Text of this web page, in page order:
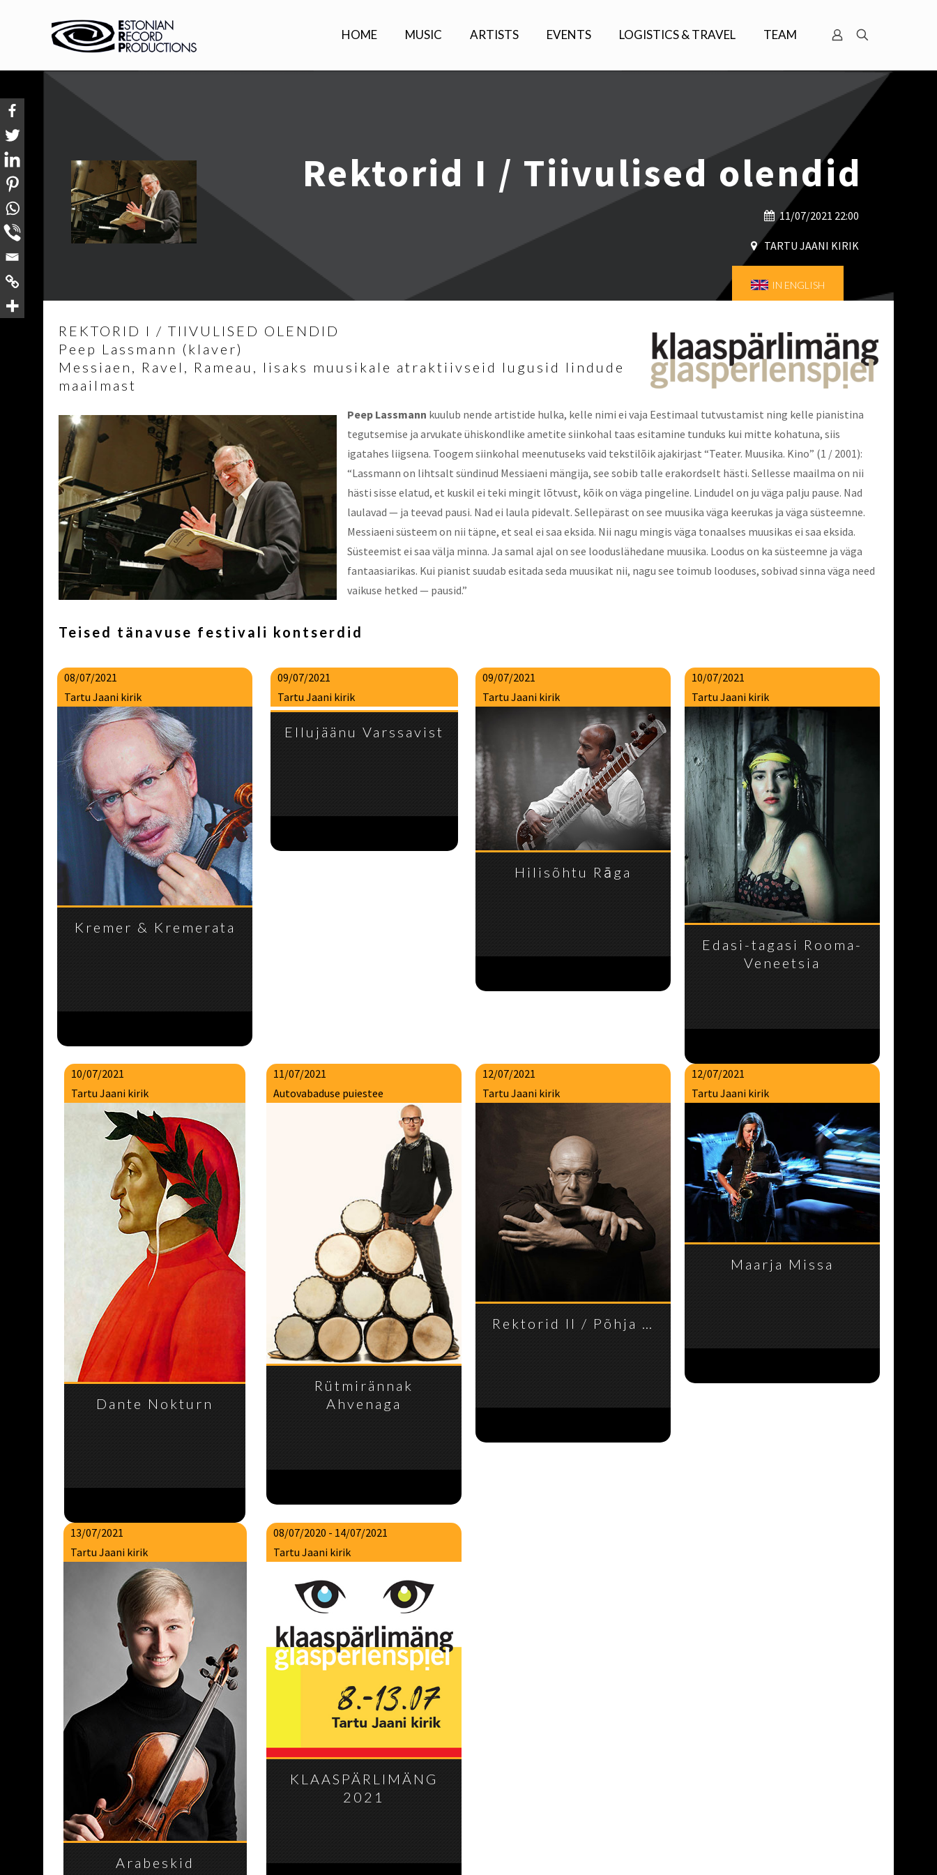
HOME MUSIC ARTISTS EVENTS LOGISTICS & TRAVEL TEAM
Rektorid I / Tiivulised olendid
11/07/2021 22:00
TARTU JAANI KIRIK
IN ENGLISH
REKTORID I / TIIVULISED OLENDID
Peep Lassmann (klaver)
Messiaen, Ravel, Rameau, lisaks muusikale atraktiivseid lugusid lindude
maailmast
Peep Lassmann kuulub nende artistide hulka, kelle nimi ei vaja Eestimaal tutvustamist ning kelle pianistina
tegutsemise ja arvukate ühiskondlike ametite siinkohal taas esitamine tunduks kui mitte kohatuna, siis
igatahes liigsena. Toogem siinkohal meenutuseks vaid tekstilõik ajakirjast “Teater. Muusika. Kino” (1 / 2001):
“Lassmann on lihtsalt sündinud Messiaeni mängija, see sobib talle erakordselt hästi. Sellesse maailma on nii
hästi sisse elatud, et kuskil ei teki mingit lõtvust, kõik on väga pingeline. Lindudel on ju väga palju pause. Nad
laulavad — ja teevad pausi. Nad ei laula pidevalt. Sellepärast on see muusika väga keerukas ja väga süsteemne.
Messiaeni süsteem on nii täpne, et seal ei saa eksida. Nii nagu mingis väga tonaalses muusikas ei saa eksida.
Süsteemist ei saa välja minna. Ja samal ajal on see looduslähedane muusika. Loodus on ka süsteemne ja väga
fantaasiarikas. Kui pianist suudab esitada seda muusikat nii, nagu see toimub looduses, sobivad sinna väga need
vaikuse hetked — pausid.”
Teised tänavuse festivali kontserdid
08/07/2021
Tartu Jaani kirik
Kremer & Kremerata
09/07/2021
Tartu Jaani kirik
Ellujäänu Varssavist
09/07/2021
Tartu Jaani kirik
Hilisõhtu Rāga
10/07/2021
Tartu Jaani kirik
Edasi-tagasi Rooma-
Veneetsia
10/07/2021
Tartu Jaani kirik
Dante Nokturn
11/07/2021
Autovabaduse puiestee
Rütmirännak
Ahvenaga
12/07/2021
Tartu Jaani kirik
Rektorid II / Põhja …
12/07/2021
Tartu Jaani kirik
Maarja Missa
13/07/2021
Tartu Jaani kirik
Arabeskid
08/07/2020 - 14/07/2021
Tartu Jaani kirik
KLAASPÄRLIMÄNG
2021